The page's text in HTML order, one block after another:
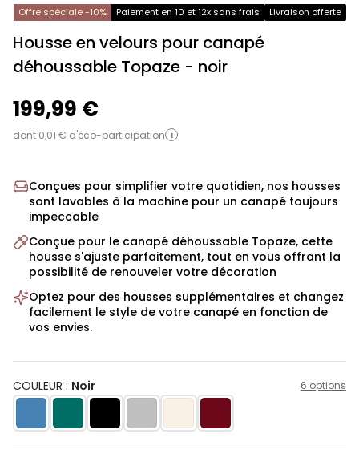
Offre spéciale -10% Paiement en 10 et 12x sans frais Livraison offerte
Housse en velours pour canapé
déhoussable Topaze - noir
199,99 €
dont 0,01 € d'éco-participation i
Conçues pour simplifier votre quotidien, nos housses
sont lavables à la machine pour un canapé toujours
impeccable
Conçue pour le canapé déhoussable Topaze, cette
housse s'ajuste parfaitement, tout en vous offrant la
possibilité de renouveler votre décoration
Optez pour des housses supplémentaires et changez
facilement le style de votre canapé en fonction de
vos envies.
COULEUR : Noir 6 options